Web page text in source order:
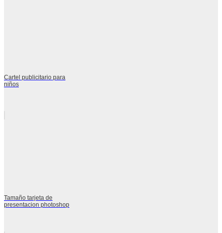
Cartel publicitario para
niños
Tamaño tarjeta de
presentacion photoshop